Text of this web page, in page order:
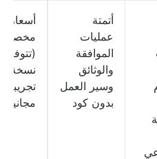
أتمتة
عمليات
الموافقة
والوثائق
وسير العمل
بدون كود
أسعار
(تتوفر
نسخة
تجريبية
مجانية)